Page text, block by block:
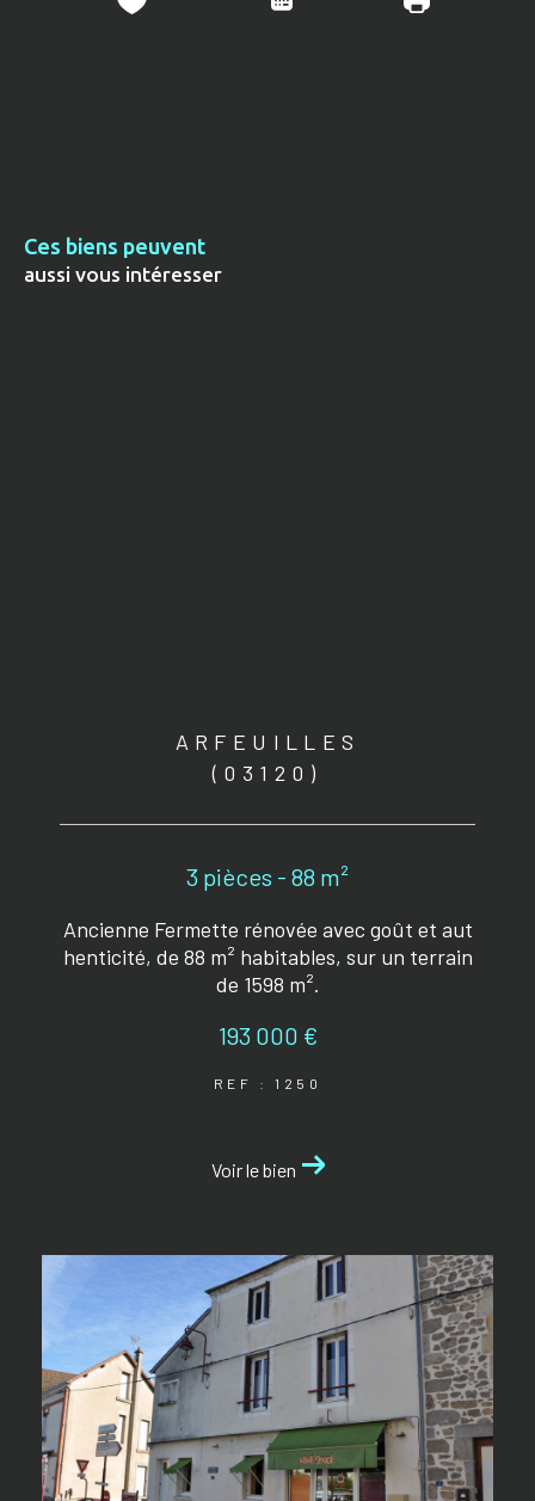
Ces biens peuvent
aussi vous intéresser
ARFEUILLES
(03120)
3 pièces - 88 m²
Ancienne Fermette rénovée avec goût et aut
henticité, de 88 m² habitables, sur un terrain
de 1598 m².
193 000 €
REF : 1250
Voir le bien